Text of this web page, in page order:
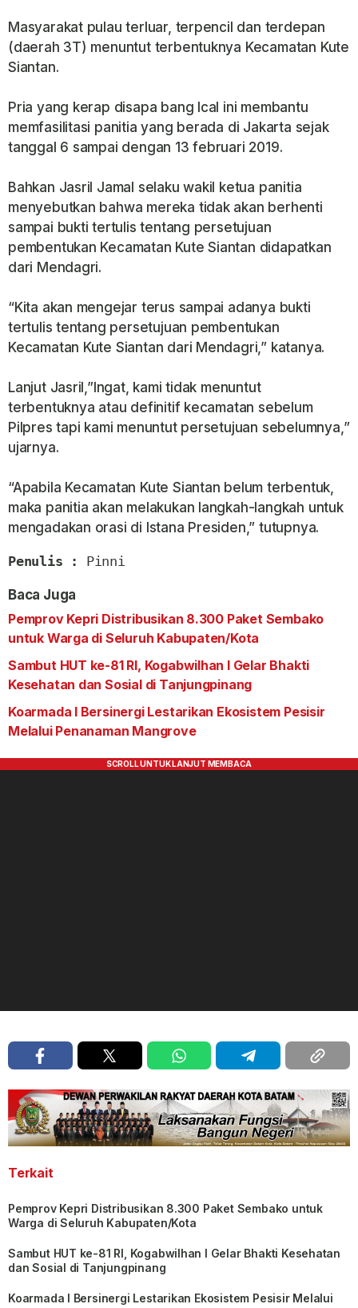
Masyarakat pulau terluar, terpencil dan terdepan
(daerah 3T) menuntut terbentuknya Kecamatan Kute
Siantan.
Pria yang kerap disapa bang Ical ini membantu
memfasilitasi panitia yang berada di Jakarta sejak
tanggal 6 sampai dengan 13 februari 2019.
Bahkan Jasril Jamal selaku wakil ketua panitia
menyebutkan bahwa mereka tidak akan berhenti
sampai bukti tertulis tentang persetujuan
pembentukan Kecamatan Kute Siantan didapatkan
dari Mendagri.
“Kita akan mengejar terus sampai adanya bukti
tertulis tentang persetujuan pembentukan
Kecamatan Kute Siantan dari Mendagri,” katanya.
Lanjut Jasril,”Ingat, kami tidak menuntut
terbentuknya atau definitif kecamatan sebelum
Pilpres tapi kami menuntut persetujuan sebelumnya,”
ujarnya.
“Apabila Kecamatan Kute Siantan belum terbentuk,
maka panitia akan melakukan langkah-langkah untuk
mengadakan orasi di Istana Presiden,” tutupnya.
Penulis : Pinni
Baca Juga
Pemprov Kepri Distribusikan 8.300 Paket Sembako
untuk Warga di Seluruh Kabupaten/Kota
Sambut HUT ke-81 RI, Kogabwilhan I Gelar Bhakti
Kesehatan dan Sosial di Tanjungpinang
Koarmada I Bersinergi Lestarikan Ekosistem Pesisir
Melalui Penanaman Mangrove
Terkait
Pemprov Kepri Distribusikan 8.300 Paket Sembako untuk
Warga di Seluruh Kabupaten/Kota
Sambut HUT ke-81 RI, Kogabwilhan I Gelar Bhakti Kesehatan
dan Sosial di Tanjungpinang
Koarmada I Bersinergi Lestarikan Ekosistem Pesisir Melalui